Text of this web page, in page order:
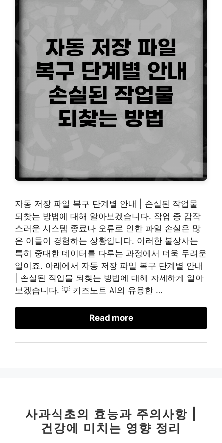
자동 저장 파일 복구 단계별 안내 | 손실된 작업물
되찾는 방법에 대해 알아보겠습니다. 작업 중 갑작
스러운 시스템 종료나 오류로 인한 파일 손실은 많
은 이들이 경험하는 상황입니다. 이러한 불상사는
특히 중대한 데이터를 다루는 과정에서 더욱 두려운
일이죠. 아래에서 자동 저장 파일 복구 단계별 안내
| 손실된 작업물 되찾는 방법에 대해 자세하게 알아
보겠습니다. 💡 키즈노트 AI의 유용한 …
Read more
사과식초의 효능과 주의사항 |
건강에 미치는 영향 정리